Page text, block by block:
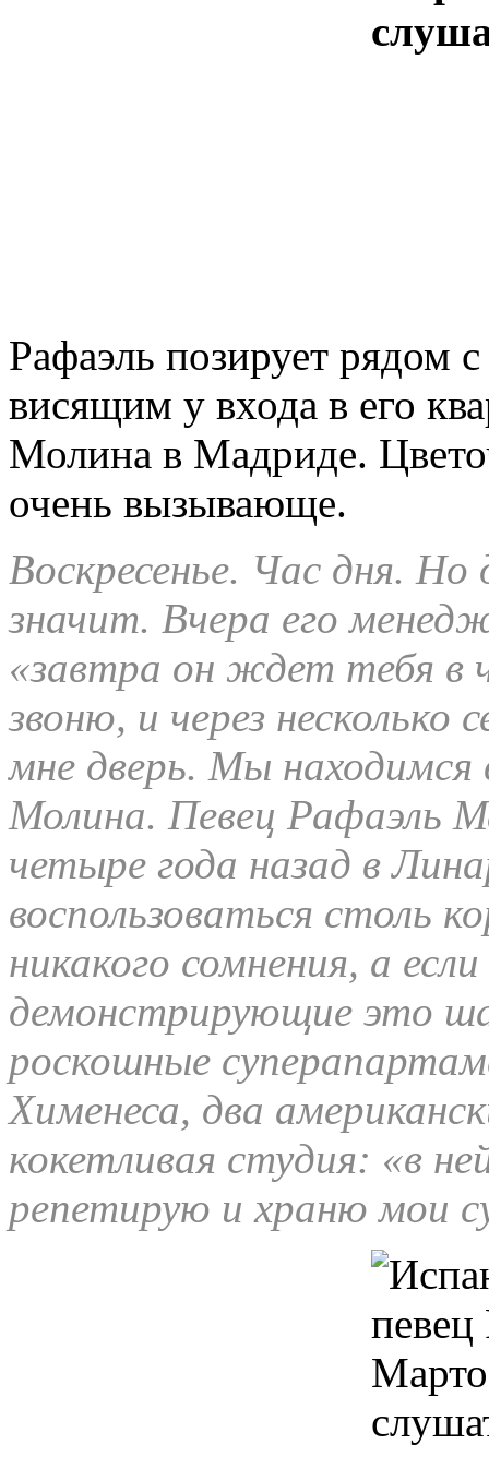
Рафаэль позирует рядом
висящим у входа в его
Молина в Мадриде.
очень вызывающе.
Воскресенье. Час дня. Но
значит. Вчера его
«завтра он ждет тебя в
звоню, и через
мне дверь. Мы находимся
Молина. Певец Рафаэль
четыре года назад в
воспользоваться столь
никакого сомнения, а
демонстрирующие это
роскошные
Хименеса, два
кокетливая студия: «в
репетирую и храню мои